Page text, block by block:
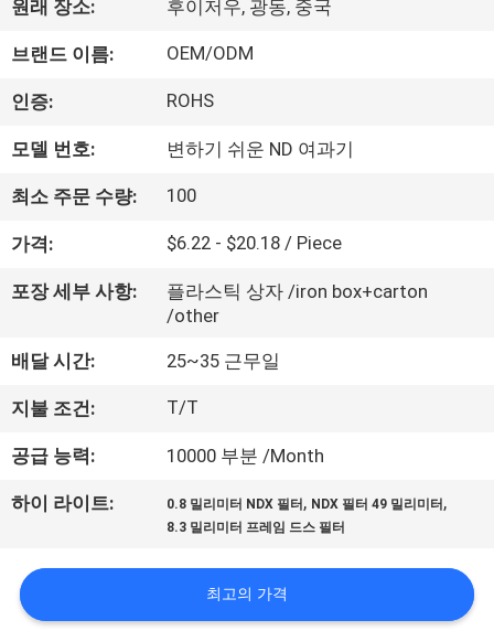
우
리
에
여
공
여
행
질
원래 장소: 후이저우, 광동, 중국
브랜드 이름: OEM/ODM
인증: ROHS
모델 번호: 변하기 쉬운 ND 여과기
최소 주문 수량: 100
가격: $6.22 - $20.18 / Piece
포장 세부 사항:
플라스틱 상자 /iron box+carton
/other
배달 시간: 25~35 근무일
지불 조건: T/T
공급 능력: 10000 부분 /Month
하이 라이트: 0.8 밀리미터 NDX 필터 , NDX 필터 49 밀리미터 ,
8.3 밀리미터 프레임 드스 필터
최고의 가격